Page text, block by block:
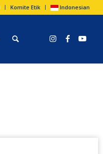
Komite Etik Indonesian